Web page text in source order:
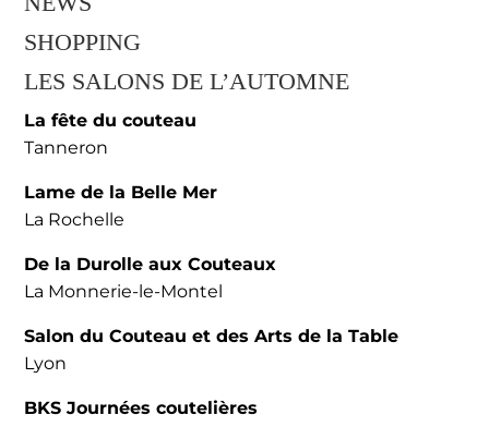
SHOPPING
LES SALONS DE L’AUTOMNE
La fête du couteau
Tanneron
Lame de la Belle Mer
La Rochelle
De la Durolle aux Couteaux
La Monnerie-le-Montel
Salon du Couteau et des Arts de la Table
Lyon
BKS Journées coutelières